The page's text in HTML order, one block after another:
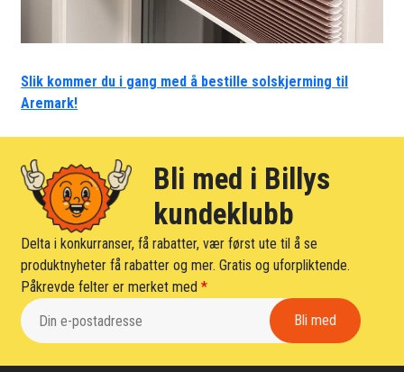
Slik kommer du i gang med å bestille solskjerming til
Aremark!
Bli med i Billys
kundeklubb
Delta i konkurranser, få rabatter, vær først ute til å se
produktnyheter få rabatter og mer. Gratis og uforpliktende.
Påkrevde felter er merket med*